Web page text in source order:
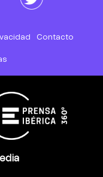
Contacto